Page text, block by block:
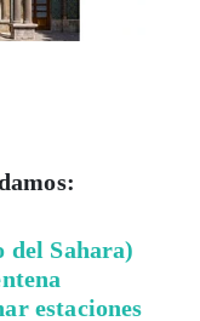
del Sahara)
estaciones